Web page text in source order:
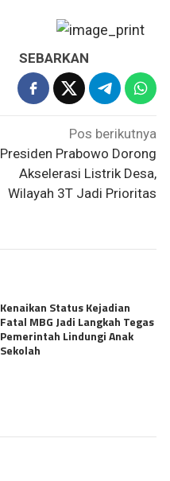
SEBARKAN
Pos berikutnya
Presiden Prabowo Dorong
Akselerasi Listrik Desa,
Wilayah 3T Jadi Prioritas
Kenaikan Status Kejadian
Fatal MBG Jadi Langkah Tegas
Pemerintah Lindungi Anak
Sekolah